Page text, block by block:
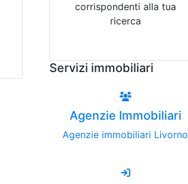
corrispondenti alla tua
ricerca
Servizi immobiliari
Agenzie Immobiliari
Agenzie immobiliari Livorno